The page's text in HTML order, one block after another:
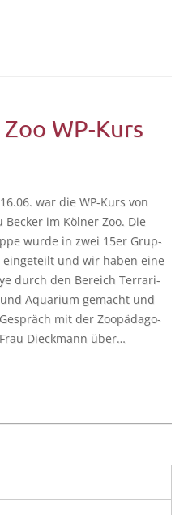
WP-Kurs
war die WP-Kurs von
Becker im Köl­ner Zoo. Die
wur­de in zwei 15er Grup­
ein­ge­teilt und wir haben eine
durch den Bereich Ter­ra­ri­
Aqua­ri­um gemacht und
mit der Zoo­päd­ago­
Dieck­mann über…